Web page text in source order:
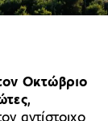
Οκτώβριο
,
αντίστοιχο